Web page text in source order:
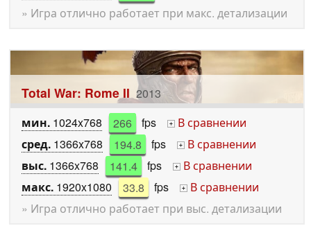
» Игра отлично работает при макс. детализации
Total War: Rome II 2013
мин. 1024x768 266 fps +
В сравнении
сред. 1366x768 194.8 fps +
В сравнении
выс. 1366x768 141.4 fps +
В сравнении
макс. 1920x1080 33.8 fps +
В сравнении
» Игра отлично работает при выс. детализации